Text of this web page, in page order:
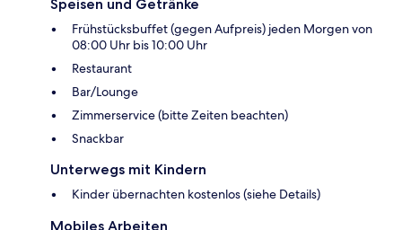
Speisen und Getränke
Frühstücksbuffet (gegen Aufpreis) jeden Morgen von
08:00 Uhr bis 10:00 Uhr
Restaurant
Bar/Lounge
Zimmerservice (bitte Zeiten beachten)
Snackbar
Unterwegs mit Kindern
Kinder übernachten kostenlos (siehe Details)
Mobiles Arbeiten